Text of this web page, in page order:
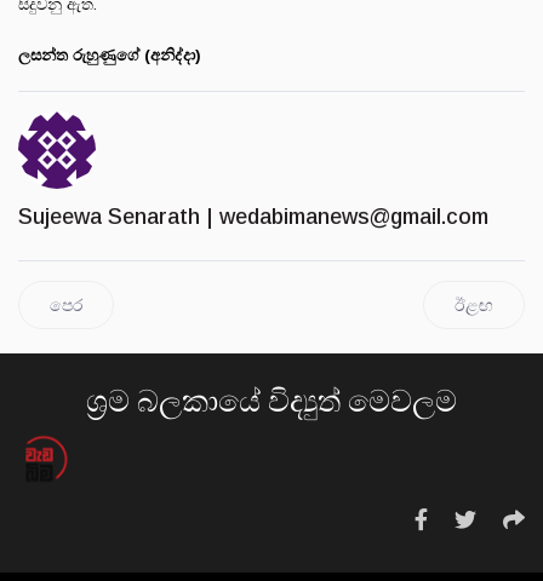
සිදුවනු ඇත.
ලසන්ත රුහුණුගේ (අනිද්දා)
Sujeewa Senarath | wedabimanews@gmail.com
පෙර ඊළඟ
ශ්‍රම බලකායේ විද්‍යුත් මෙවලම